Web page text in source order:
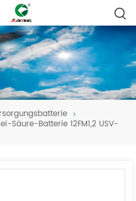
Säure-Batterie 12FM1,2 USV-